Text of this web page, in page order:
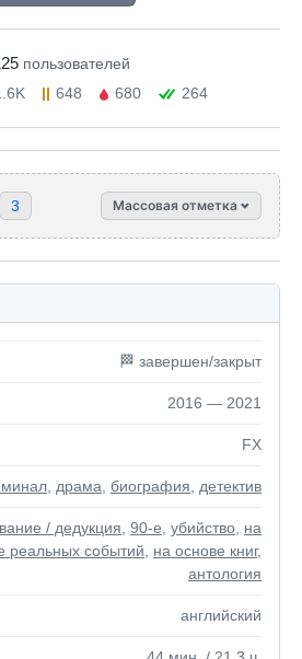
пользователей
648 680 264
3 Массовая отметка
🏁 завершен/закрыт
2016 — 2021
FX
драма биография детектив
/ дедукция 90-е убийство на
реальных событий
на основе книг,
антология
английский